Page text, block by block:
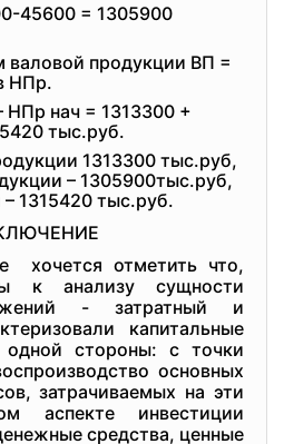
45600 = 1305900
продукции ВП =
НПр.
нач = 1313300 +
тыс.руб.
1313300 тыс.руб,
– 1305900тыс.руб,
1315420 тыс.руб.
отметить что,
к анализу сущности
- затратный и
капитальные
стороны: с точки
основных
затрачиваемых на эти
аспекте инвестиции
средства, ценные